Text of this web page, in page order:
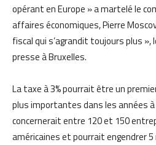
opérant en Europe » a martelé le
affaires économiques, Pierre
fiscal qui s’agrandit toujours plus »,
presse à Bruxelles.
La taxe à 3% pourrait être un
plus importantes dans les années
concernerait entre 120 et 150
américaines et pourrait engendrer 5